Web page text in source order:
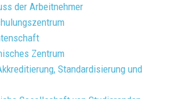
der Arbeitnehmer
Zentrum
Standardisierung und